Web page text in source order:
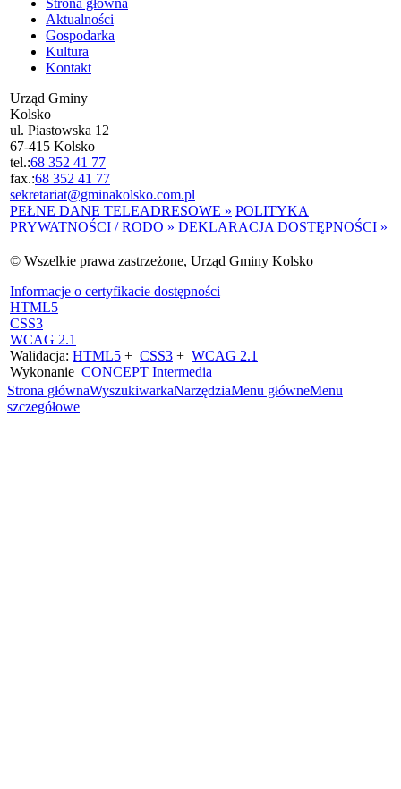
Strona główna
Aktualności
Gospodarka
Kultura
Kontakt
Urząd Gminy
Kolsko
ul. Piastowska 12
67-415 Kolsko
tel.:68 352 41 77
fax.:68 352 41 77
sekretariat@gminakolsko.com.pl
PEŁNE DANE TELEADRESOWE » POLITYKA
PRYWATNOŚCI / RODO » DEKLARACJA DOSTĘPNOŚCI »
© Wszelkie prawa zastrzeżone, Urząd Gminy Kolsko
Informacje o certyfikacie dostępności
HTML5
CSS3
WCAG 2.1
Walidacja: HTML5 + CSS3 + WCAG 2.1
Wykonanie CONCEPT Intermedia
Strona głównaWyszukiwarkaNarzędziaMenu główneMenu
szczegółowe